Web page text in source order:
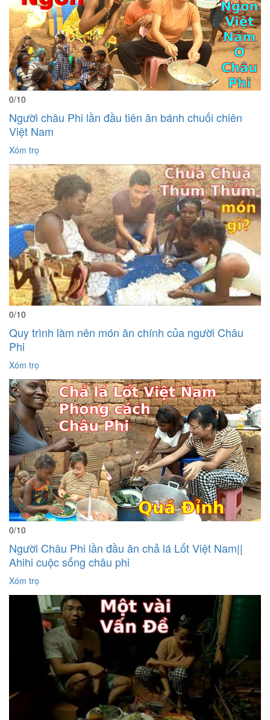
0/10
Người châu Phi lần đầu tiên ăn bánh chuối chiên
Việt Nam
Xóm trọ
0/10
Quy trình làm nên món ăn chính của người Châu
Phi
Xóm trọ
0/10
Người Châu Phi lần đầu ăn chả lá Lốt Việt Nam||
Ahihi cuộc sống châu phi
Xóm trọ